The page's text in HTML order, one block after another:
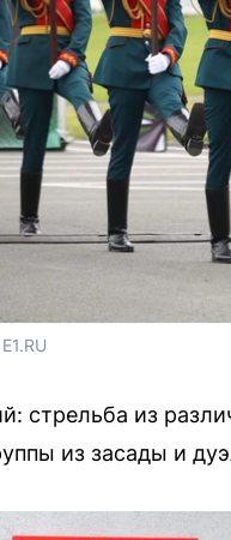
стрельба из
из засады и